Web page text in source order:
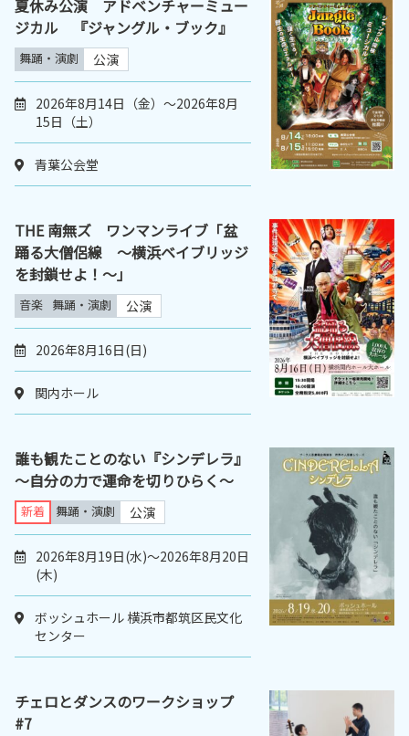
夏休み公演 アドベンチャーミュー
ジカル 『ジャングル・ブック』
舞踊・演劇 公演
2026年8月14日（金）～2026年8月
15日（土）
青葉公会堂
THE 南無ズ ワンマンライブ「盆
踊る大僧侶線 ～横浜ベイブリッジ
を封鎖せよ！～｣
音楽 舞踊・演劇 公演
2026年8月16日(日)
関内ホール
誰も観たことのない『シンデレラ』
～自分の力で運命を切りひらく～
新着 舞踊・演劇 公演
2026年8月19日(水)～2026年8月20日
(木)
ボッシュホール 横浜市都筑区民文化
センター
チェロとダンスのワークショップ
#7